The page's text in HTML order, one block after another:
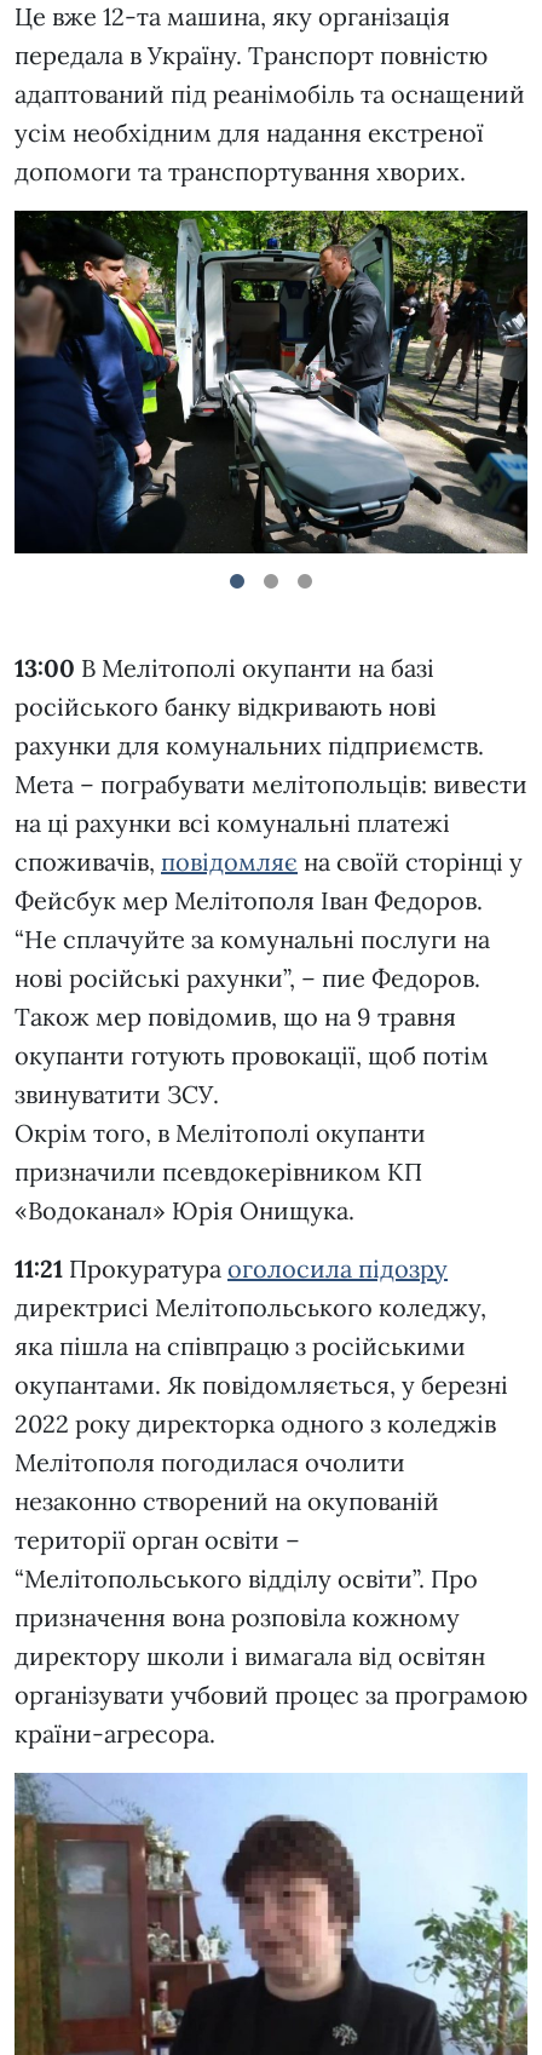
Це вже 12-та машина, яку організація
передала в Україну. Транспорт повністю
адаптований під реанімобіль та оснащений
усім необхідним для надання екстреної
допомоги та транспортування хворих.
13:00 В Мелітополі окупанти на базі
російського банку відкривають нові
рахунки для комунальних підприємств.
Мета – пограбувати мелітопольців: вивести
на ці рахунки всі комунальні платежі
споживачів, повідомляє на своїй сторінці у
Фейсбук мер Мелітополя Іван Федоров.
“Не сплачуйте за комунальні послуги на
нові російські рахунки”, – пие Федоров.
Також мер повідомив, що на 9 травня
окупанти готують провокації, щоб потім
звинуватити ЗСУ.
Окрім того, в Мелітополі окупанти
призначили псевдокерівником КП
«Водоканал» Юрія Онищука.
11:21 Прокуратура оголосила підозру
директрисі Мелітопольського коледжу,
яка пішла на співпрацю з російськими
окупантами. Як повідомляється, у березні
2022 року директорка одного з коледжів
Мелітополя погодилася очолити
незаконно створений на окупованій
території орган освіти –
“Мелітопольського відділу освіти”. Про
призначення вона розповіла кожному
директору школи і вимагала від освітян
організувати учбовий процес за програмою
країни-агресора.